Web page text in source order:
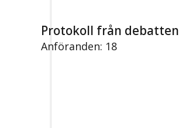
Protokoll från debatten
Anföranden: 18